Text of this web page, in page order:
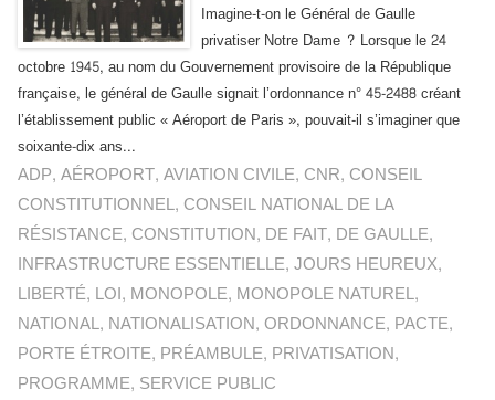
Imagine-t-on le Général de Gaulle
privatiser Notre Dame ? Lorsque le 24
octobre 1945, au nom du Gouvernement provisoire de la République
française, le général de Gaulle signait l’ordonnance n° 45-2488 créant
l’établissement public « Aéroport de Paris », pouvait-il s’imaginer que
soixante-dix ans...
ADP,AÉROPORT,AVIATION CIVILE, CNR, CONSEIL
CONSTITUTIONNEL, CONSEIL NATIONAL DE LA
RÉSISTANCE, CONSTITUTION, DE FAIT, DE GAULLE,
INFRASTRUCTURE ESSENTIELLE,JOURS HEUREUX,
LIBERTÉ, LOI, MONOPOLE, MONOPOLE NATUREL,
NATIONAL, NATIONALISATION,ORDONNANCE, PACTE,
PORTE ÉTROITE, PRÉAMBULE, PRIVATISATION,
PROGRAMME, SERVICE PUBLIC